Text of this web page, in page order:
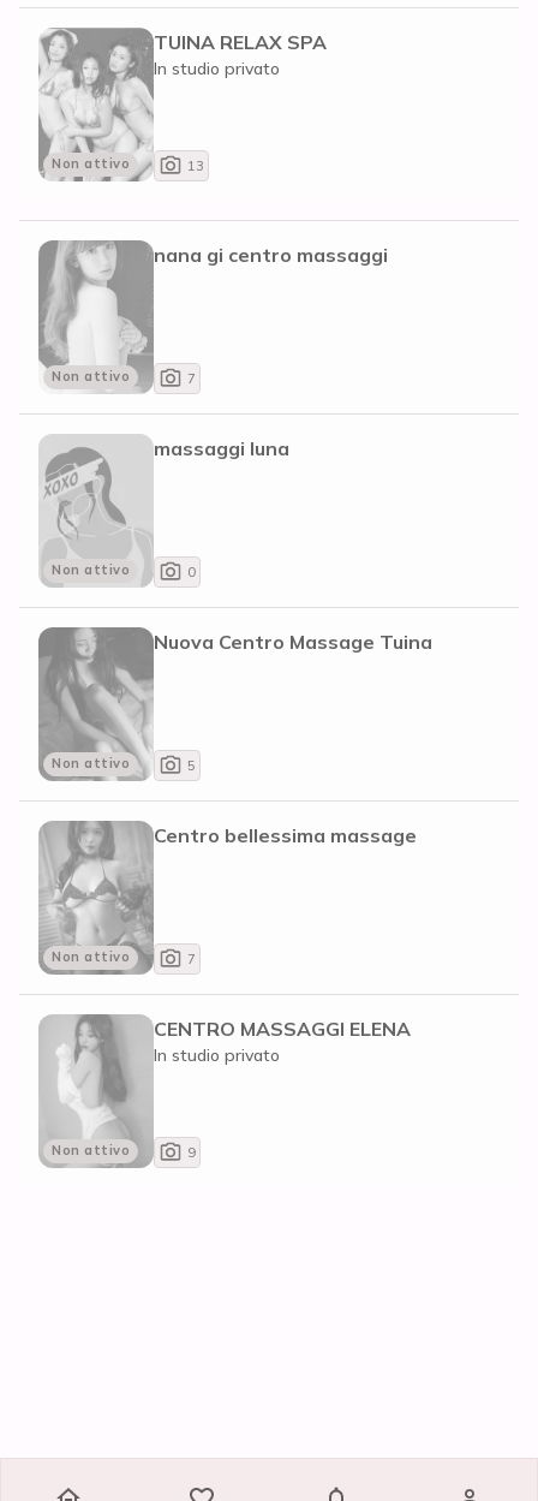
Non attivo
TUINA RELAX SPA
In studio privato
13
Non attivo
nana gi centro massaggi
7
Non attivo
massaggi luna
0
Non attivo
Nuova Centro Massage Tuina
5
Non attivo
Centro bellessima massage
7
Non attivo
CENTRO MASSAGGI ELENA
In studio privato
9